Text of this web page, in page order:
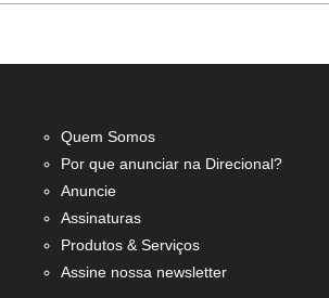
Quem Somos
Por que anunciar na Direcional?
Anuncie
Assinaturas
Produtos & Serviços
Assine nossa newsletter